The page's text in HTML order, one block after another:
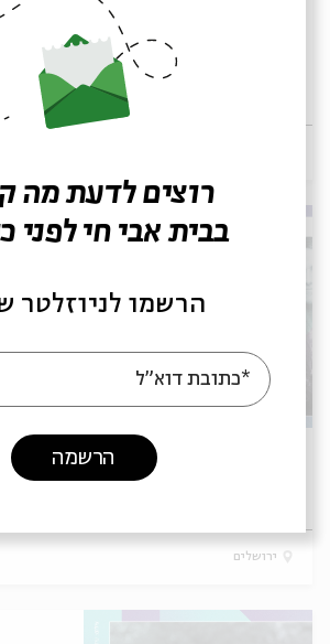
נִפְתַּח וְנִגְלֶה: הליכה בדרך,
והשתנות בזוהר ובבודהיזם
ד"ר עמרי שאשא, לילה קמחי
שיהיה לנו בהנצחה: מופע רב
ירושלים
רוצים לדעת מה
בבית אבי חי לפני
הרשמו לניוזלטר
*כתובת דוא"ל
הרשמה